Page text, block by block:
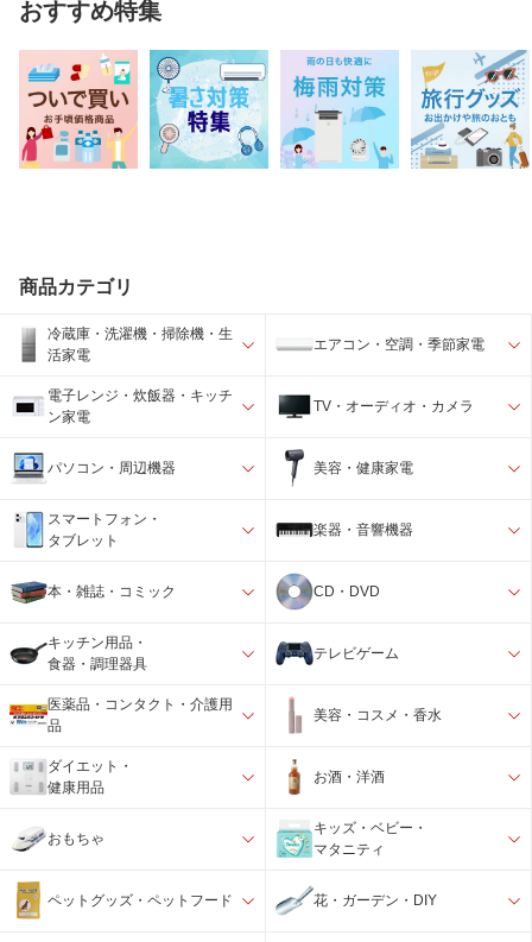
おすすめ特集
商品カテゴリ
冷蔵庫・洗濯機・掃除機・生
活家電
エアコン・空調・季節家電
電子レンジ・炊飯器・キッチ
ン家電
TV・オーディオ・カメラ
パソコン・周辺機器 美容・健康家電
スマートフォン・
タブレット
楽器・音響機器
本・雑誌・コミック CD・DVD
キッチン用品・
食器・調理器具
テレビゲーム
医薬品・コンタクト・介護用
品
美容・コスメ・香水
ダイエット・
健康用品
お酒・洋酒
おもちゃ
キッズ・ベビー・
マタニティ
ペットグッズ・ペットフード 花・ガーデン・DIY